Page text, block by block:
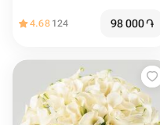
4.68 124 98 000֏